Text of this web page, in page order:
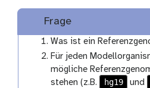
Frage
Was ist ein
Für jeden
mögliche
stehen (z.B.
hg19 und